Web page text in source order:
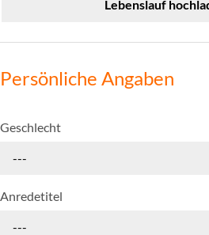
Lebenslauf
Persönliche Angaben
Geschlecht
---
Anredetitel
---